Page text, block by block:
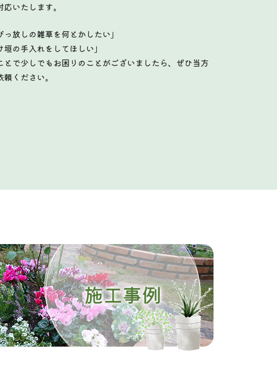
応いたします。
っ放しの雑草を何とかしたい」
垣の手入れをしてほしい」
とで少しでもお困りのことがございましたら、ぜひ当方
頼ください。